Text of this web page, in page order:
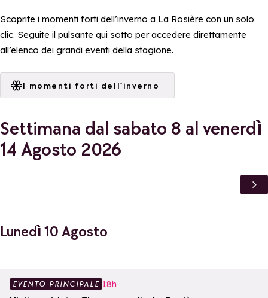
filtres_label_tarif_gratuit
filtres_legend_distinctions
filtres_label_famille_plus
Applica filtri
Scoprite i momenti forti dell’inverno a La Rosière con un solo
clic. Seguite il pulsante qui sotto per accedere direttamente
all’elenco dei grandi eventi della stagione.
I momenti forti dell’inverno
Settimana dal sabato 8 al venerdì
14 Agosto 2026
Lunedì 10 Agosto
EVENTO PRINCIPALE 18h